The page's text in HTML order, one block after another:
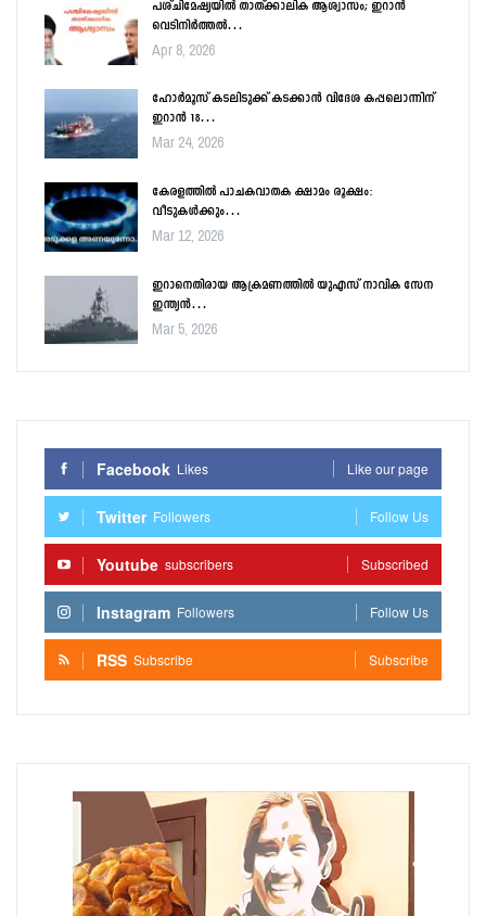
പശ്ചിമേഷ്യയിൽ താത്ക്കാലിക ആശ്വാസം; ഇറാൻ
വെടിനിർത്തൽ…
Apr 8, 2026
ഹോർമൂസ് കടലിടുക്ക് കടക്കാൻ വിദേശ കപ്പലൊന്നിന്
ഇറാൻ 18…
Mar 24, 2026
കേരളത്തിൽ പാചകവാതക ക്ഷാമം രൂക്ഷം:
വീടുകൾക്കും…
Mar 12, 2026
ഇറാനെതിരായ ആക്രമണത്തിൽ യുഎസ് നാവിക സേന
ഇന്ത്യൻ…
Mar 5, 2026
Facebook Likes Like our page
Twitter Followers Follow Us
Youtube subscribers Subscribed
Instagram Followers Follow Us
RSS Subscribe Subscribe